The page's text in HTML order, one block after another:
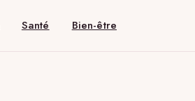
Santé Bien-être